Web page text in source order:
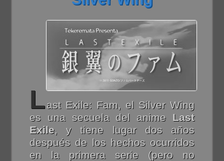
Last Exile: Fam, el Silver Wing
es una secuela del anime Last
Exile, y tiene lugar dos años
después de los hechos ocurridos
en la primera serie (pero no